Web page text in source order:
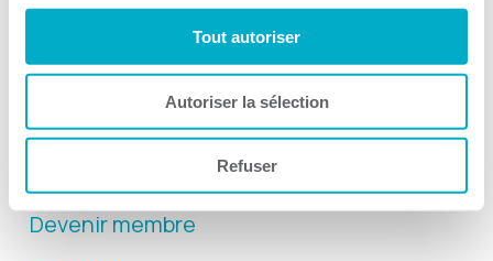
Tout autoriser
Autoriser la sélection
Refuser
Gala Radisson
Solutions RH
Devenir membre